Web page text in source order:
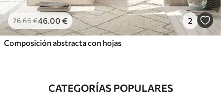
76.66€46.00 € 2
Composición abstracta con hojas
CATEGORÍAS POPULARES